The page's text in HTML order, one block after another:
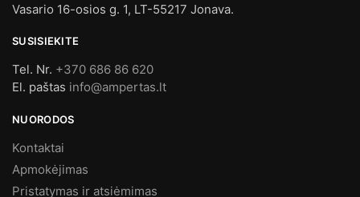
Vasario 16-osios g. 1, LT-55217 Jonava.
SUSISIEKITE
Tel. Nr. +370 686 86 620
El. paštas info@ampertas.lt
NUORODOS
Kontaktai
Apmokėjimas
Pristatymas ir atsiėmimas